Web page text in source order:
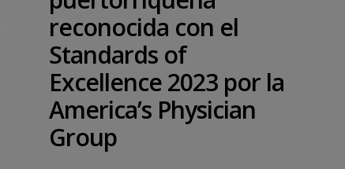
reconocida con el
Standards of
Excellence 2023 por la
America’s Physician
Group